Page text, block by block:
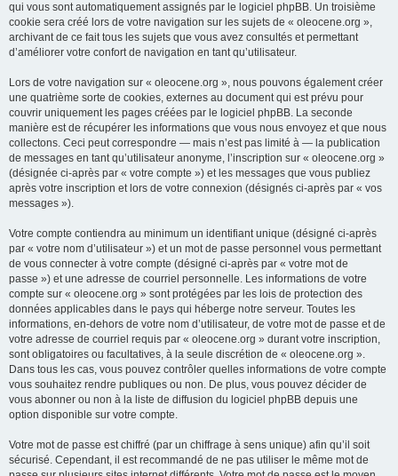
qui vous sont automatiquement assignés par le logiciel phpBB. Un troisième
cookie sera créé lors de votre navigation sur les sujets de « oleocene.org »,
archivant de ce fait tous les sujets que vous avez consultés et permettant
d’améliorer votre confort de navigation en tant qu’utilisateur.
Lors de votre navigation sur « oleocene.org », nous pouvons également créer
une quatrième sorte de cookies, externes au document qui est prévu pour
couvrir uniquement les pages créées par le logiciel phpBB. La seconde
manière est de récupérer les informations que vous nous envoyez et que nous
collectons. Ceci peut correspondre — mais n’est pas limité à — la publication
de messages en tant qu’utilisateur anonyme, l’inscription sur « oleocene.org »
(désignée ci-après par « votre compte ») et les messages que vous publiez
après votre inscription et lors de votre connexion (désignés ci-après par « vos
messages »).
Votre compte contiendra au minimum un identifiant unique (désigné ci-après
par « votre nom d’utilisateur ») et un mot de passe personnel vous permettant
de vous connecter à votre compte (désigné ci-après par « votre mot de
passe ») et une adresse de courriel personnelle. Les informations de votre
compte sur « oleocene.org » sont protégées par les lois de protection des
données applicables dans le pays qui héberge notre serveur. Toutes les
informations, en-dehors de votre nom d’utilisateur, de votre mot de passe et de
votre adresse de courriel requis par « oleocene.org » durant votre inscription,
sont obligatoires ou facultatives, à la seule discrétion de « oleocene.org ».
Dans tous les cas, vous pouvez contrôler quelles informations de votre compte
vous souhaitez rendre publiques ou non. De plus, vous pouvez décider de
vous abonner ou non à la liste de diffusion du logiciel phpBB depuis une
option disponible sur votre compte.
Votre mot de passe est chiffré (par un chiffrage à sens unique) afin qu’il soit
sécurisé. Cependant, il est recommandé de ne pas utiliser le même mot de